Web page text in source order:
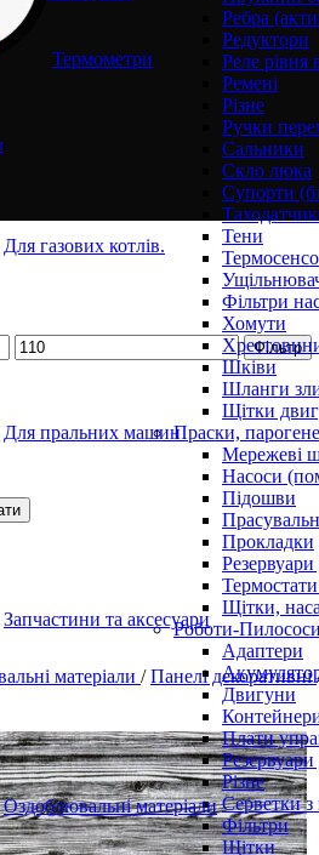
Ребра
Редуктори
Реле рівня
Ремені
Різне
Ручки
Сальники
Скло люка
Супорти
Тени
Фільтри
Хомути
Шківи
Шланги
Щітки
Праски,
Мережеві
Насоси
Підошви
Прокладки
Щітки,
Роботи-Пилососи
Адаптери
Двигуни
Плати
Різне
Серветки з
Фільтри
Щітки
Термометри
Для газових котлів.
Для пральних машин
Запчастини та аксесуари
Оздоблювальні матеріали
Фільтр
матеріали / Панелі декоративні